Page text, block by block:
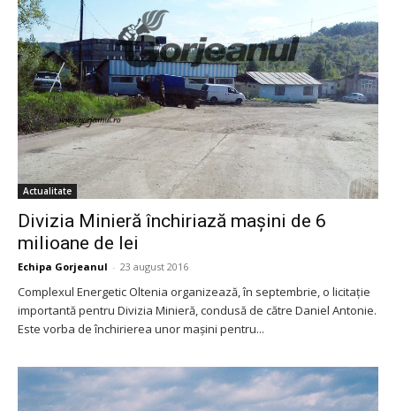
Actualitate
Divizia Minieră închiriază mașini de 6
milioane de lei
Echipa Gorjeanul - 23 august 2016
Complexul Energetic Oltenia organizează, în septembrie, o licitație
importantă pentru Divizia Minieră, condusă de către Daniel Antonie.
Este vorba de închirierea unor mașini pentru...